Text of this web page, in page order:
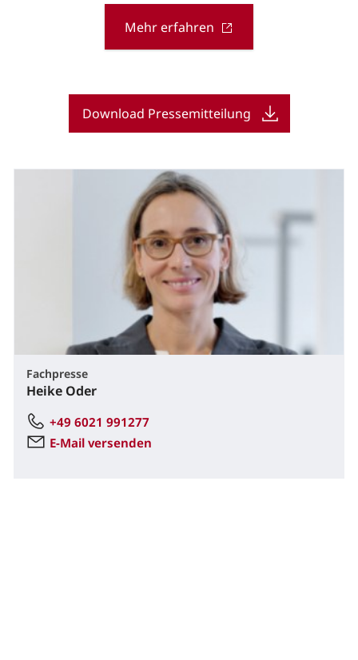
Mehr erfahren
Download Pressemitteilung
Fachpresse
Heike Oder
+49 6021 991277
E-Mail versenden